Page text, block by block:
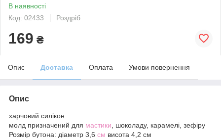
В наявності
Код: 02433
Роздріб
169 ₴
Опис Доставка Оплата Умови повернення
Опис
харчовий силікон
молд призначений для мастики , шоколаду, карамелі, зефіру
Розмір бутона: діаметр 3,6 см висота 4,2 см